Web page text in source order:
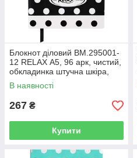
Блокнот діловий BM.295001-
12 RELAX А5, 96 арк, чистий,
обкладинка штучна шкіра,
білий (50)
В наявності
267 ₴
Купити